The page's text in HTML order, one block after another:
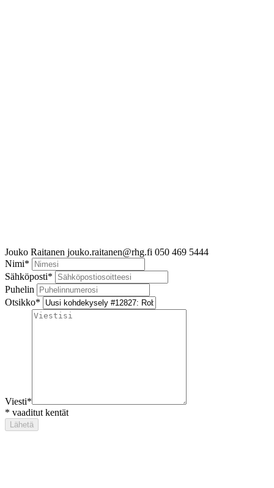
Jouko Raitanen jouko.raitanen@rhg.fi 050 469 5444
Nimi*
Sähköposti*
Puhelin
Otsikko*
Viesti*
* vaaditut kentät